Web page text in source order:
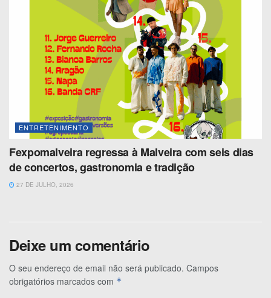
ENTRETENIMENTO
Fexpomalveira regressa à Malveira com seis dias
de concertos, gastronomia e tradição
27 DE JULHO, 2026
Deixe um comentário
O seu endereço de email não será publicado. Campos
obrigatórios marcados com *